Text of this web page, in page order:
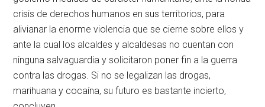
crisis de derechos humanos en sus territorios, para
alivianar la enorme violencia que se cierne sobre ellos y
ante la cual los alcaldes y alcaldesas no cuentan con
ninguna salvaguardia y solicitaron poner fin a la guerra
contra las drogas. Si no se legalizan las drogas,
marihuana y cocaína, su futuro es bastante incierto,